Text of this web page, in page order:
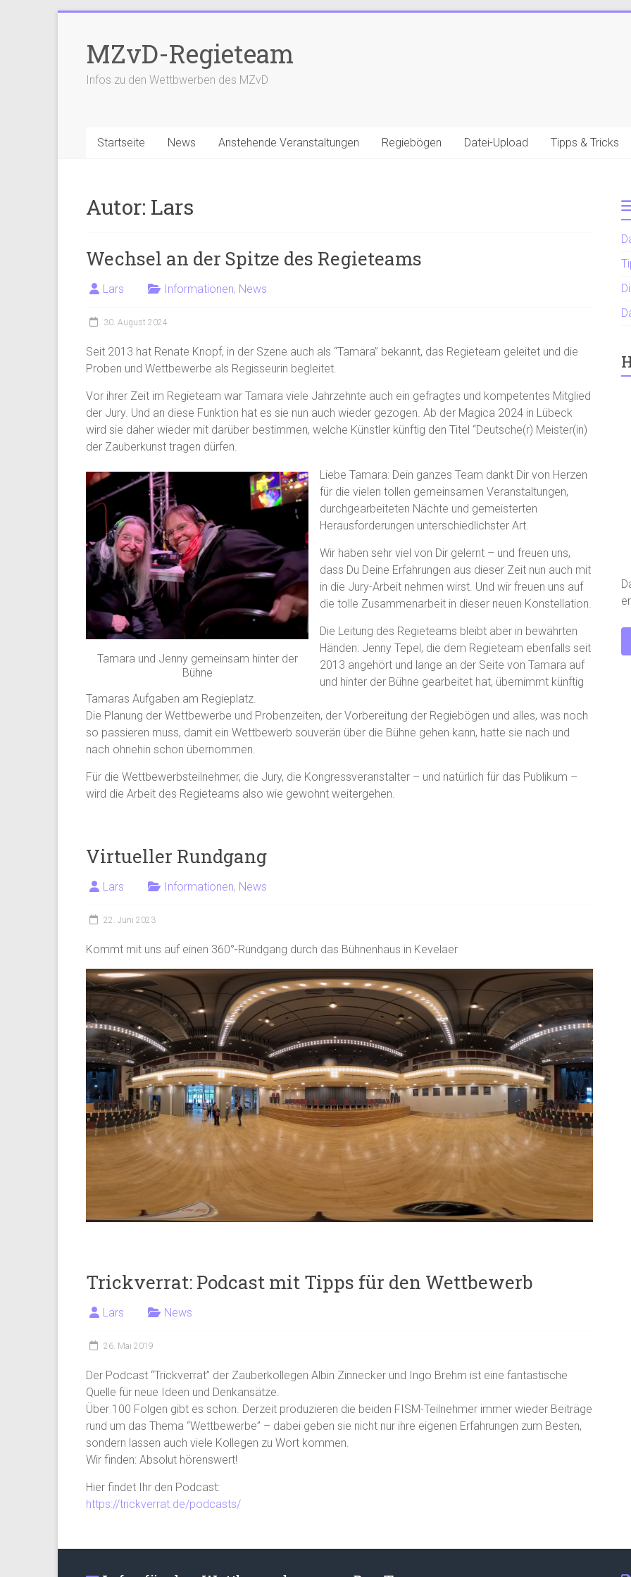
springenMZvD-Regieteam
Infos zu den Wettbwerben des MZvD
Startseite News Anstehende Veranstaltungen Regiebögen Datei-Upload Tipps & Tricks
Autor: Lars
Wechsel an der Spitze des Regieteams
Lars Informationen, News
30. August 2024
Seit 2013 hat Renate Knopf, in der Szene auch als “Tamara” bekannt, das Regieteam geleitet und die
Proben und Wettbewerbe als Regisseurin begleitet.
Vor ihrer Zeit im Regieteam war Tamara viele Jahrzehnte auch ein gefragtes und kompetentes Mitglied
der Jury. Und an diese Funktion hat es sie nun auch wieder gezogen. Ab der Magica 2024 in Lübeck
wird sie daher wieder mit darüber bestimmen, welche Künstler künftig den Titel “Deutsche(r) Meister(in)
der Zauberkunst tragen dürfen.
Tamara und Jenny gemeinsam hinter der
Bühne
Liebe Tamara: Dein ganzes Team dankt Dir von Herzen
für die vielen tollen gemeinsamen Veranstaltungen,
durchgearbeiteten Nächte und gemeisterten
Herausforderungen unterschiedlichster Art.
Wir haben sehr viel von Dir gelernt – und freuen uns,
dass Du Deine Erfahrungen aus dieser Zeit nun auch mit
in die Jury-Arbeit nehmen wirst. Und wir freuen uns auf
die tolle Zusammenarbeit in dieser neuen Konstellation.
Die Leitung des Regieteams bleibt aber in bewährten
Händen: Jenny Tepel, die dem Regieteam ebenfalls seit
2013 angehört und lange an der Seite von Tamara auf
und hinter der Bühne gearbeitet hat, übernimmt künftig
Tamaras Aufgaben am Regieplatz.
Die Planung der Wettbewerbe und Probenzeiten, der Vorbereitung der Regiebögen und alles, was noch
so passieren muss, damit ein Wettbewerb souverän über die Bühne gehen kann, hatte sie nach und
nach ohnehin schon übernommen.
Für die Wettbewerbsteilnehmer, die Jury, die Kongressveranstalter – und natürlich für das Publikum –
wird die Arbeit des Regieteams also wie gewohnt weitergehen.
Virtueller Rundgang
Lars Informationen, News
22. Juni 2023
Kommt mit uns auf einen 360°-Rundgang durch das Bühnenhaus in Kevelaer
Trickverrat: Podcast mit Tipps für den Wettbewerb
Lars News
26. Mai 2019
Der Podcast “Trickverrat” der Zauberkollegen Albin Zinnecker und Ingo Brehm ist eine fantastische
Quelle für neue Ideen und Denkansätze.
Über 100 Folgen gibt es schon. Derzeit produzieren die beiden FISM-Teilnehmer immer wieder Beiträge
rund um das Thema “Wettbewerbe” – dabei geben sie nicht nur ihre eigenen Erfahrungen zum Besten,
sondern lassen auch viele Kollegen zu Wort kommen.
Wir finden: Absolut hörenswert!
Hier findet Ihr den Podcast:
https://trickverrat.de/podcasts/